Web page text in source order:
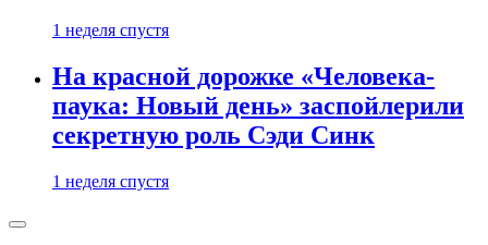
1 неделя спустя
На красной дорожке «Человека-
паука: Новый день» заспойлерили
секретную роль Сэди Синк
1 неделя спустя